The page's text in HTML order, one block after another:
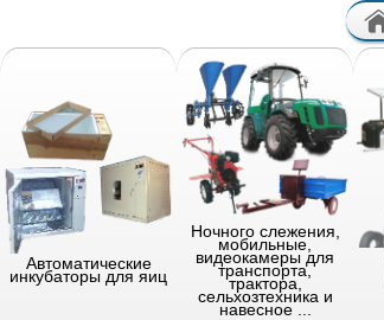
Автоматические
инкубаторы для яиц
Ночного слежения,
мобильные,
видеокамеры для
транспорта,
трактора,
сельхозтехника и
навесное ...